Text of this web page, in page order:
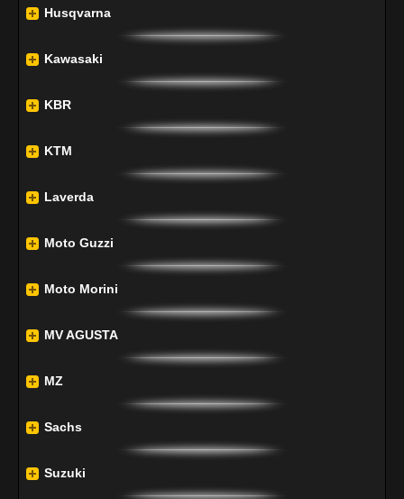
Husqvarna
Kawasaki
KBR
KTM
Laverda
Moto Guzzi
Moto Morini
MV AGUSTA
MZ
Sachs
Suzuki